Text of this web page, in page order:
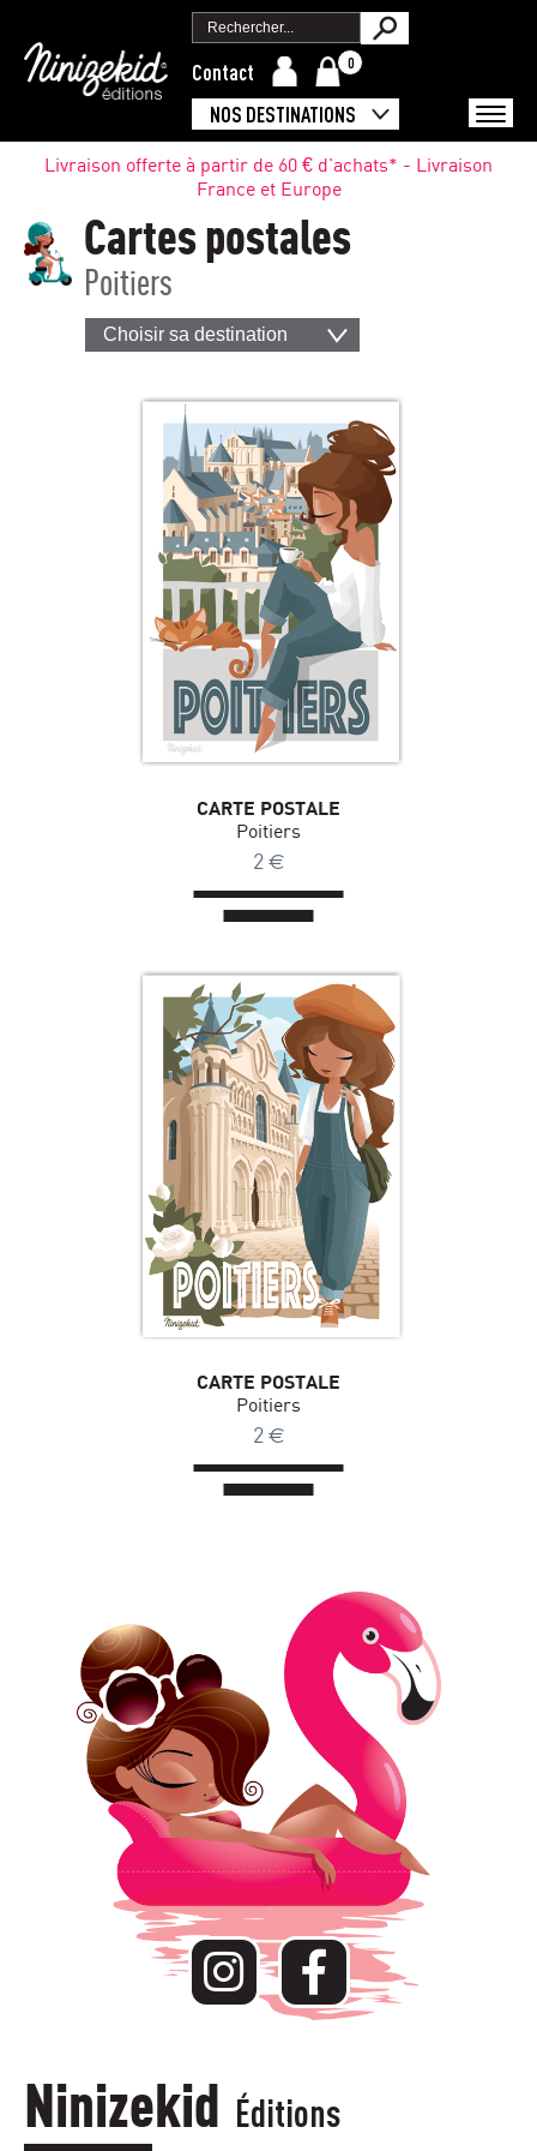
Contact 0
NOS DESTINATIONS
Livraison offerte à partir de 60 € d'achats* - Livraison
France et Europe
Cartes postales
Poitiers
Choisir sa destination
CARTE POSTALE
Poitiers
2 €
CARTE POSTALE
Poitiers
2 €
Ninizekid Éditions